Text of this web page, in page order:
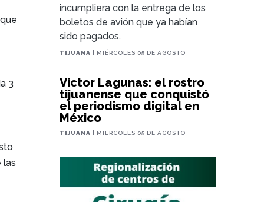
3
las
incumpliera con la entrega de los
boletos de avión que ya habían
sido pagados.
TIJUANA | MIÉRCOLES 05 DE AGOSTO
Victor Lagunas: el rostro
tijuanense que conquistó
el periodismo digital en
México
TIJUANA | MIÉRCOLES 05 DE AGOSTO